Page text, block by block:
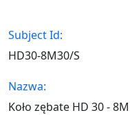
Subject Id:
HD30-8M30/S
Nazwa:
Koło zębate HD 30 -